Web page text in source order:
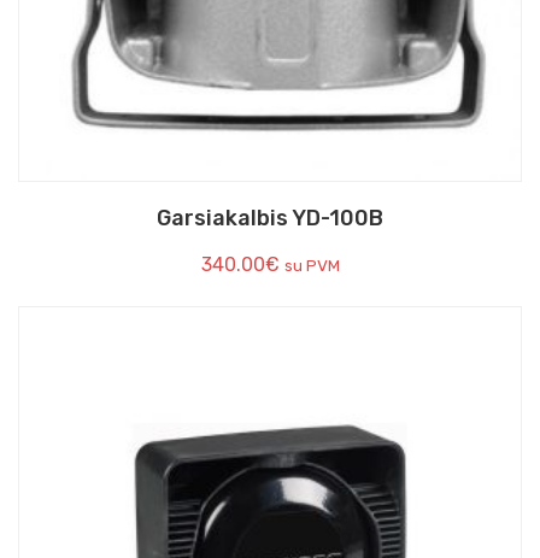
Garsiakalbis YD-100B
340.00€ su PVM